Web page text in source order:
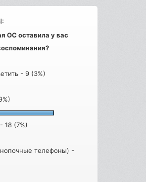
ОС оставила у вас
- 9 (3%)
18 (7%)
телефоны) -